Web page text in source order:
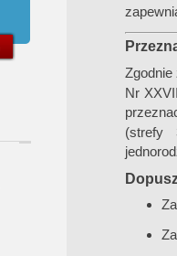
Nr
(strefy